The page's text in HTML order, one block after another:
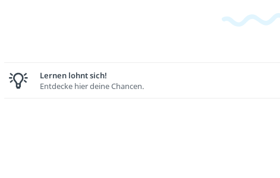
Lernen lohnt sich!
Entdecke hier deine Chancen.